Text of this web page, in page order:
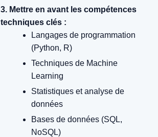
3. Mettre en avant les compétences
techniques clés :
Langages de programmation
(Python, R)
Techniques de Machine
Learning
Statistiques et analyse de
données
Bases de données (SQL,
NoSQL)